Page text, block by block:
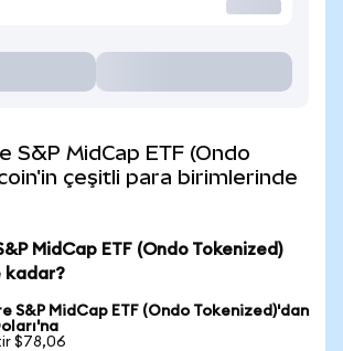
S&P MidCap ETF (Ondo
çeşitli para birimlerinde
MidCap ETF (Ondo Tokenized)
kadar?
S&P MidCap ETF (Ondo Tokenized)'dan
$78,06